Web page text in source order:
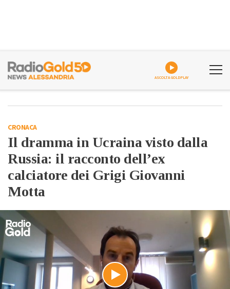
ASCOLTA GOLDPLAY
CRONACA
Il dramma in Ucraina visto dalla
Russia: il racconto dell’ex
calciatore dei Grigi Giovanni
Motta